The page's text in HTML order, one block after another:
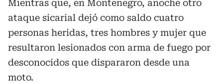
Mientras que, en Montenegro, anoche otro
ataque sicarial dejó como saldo cuatro
personas heridas, tres hombres y mujer que
resultaron lesionados con arma de fuego por
desconocidos que dispararon desde una
moto.